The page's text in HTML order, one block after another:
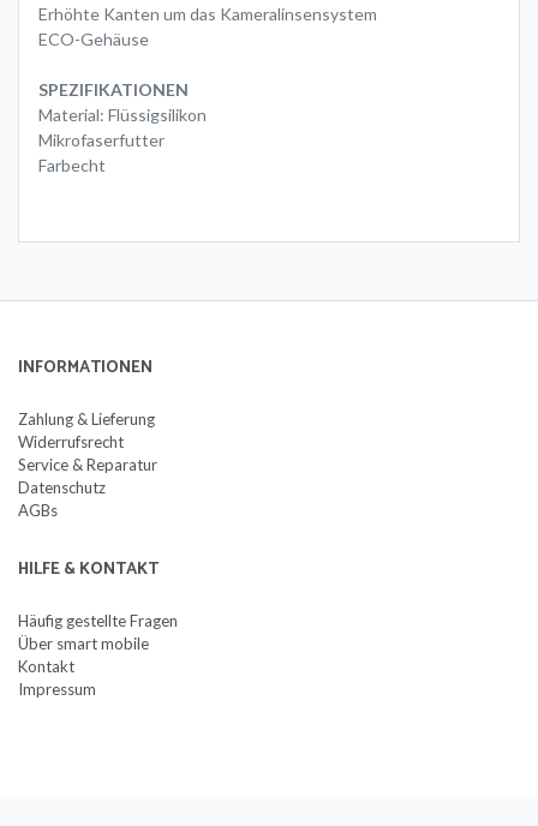
Erhöhte Kanten um das Kameralinsensystem
ECO-Gehäuse
SPEZIFIKATIONEN
Material: Flüssigsilikon
Mikrofaserfutter
Farbecht
INFORMATIONEN
Zahlung & Lieferung
Widerrufsrecht
Service & Reparatur
Datenschutz
AGBs
HILFE & KONTAKT
Häufig gestellte Fragen
Über smart mobile
Kontakt
Impressum